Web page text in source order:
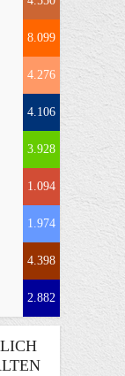
8.099
4.276
4.106
3.928
1.094
1.974
4.398
2.882